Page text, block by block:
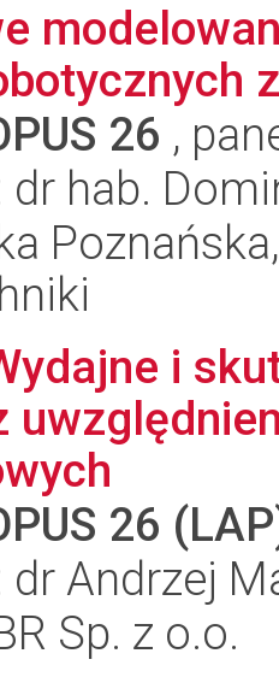
26 ,
dr hab.
i
26
dr Andrzej
Sp. z o.o.